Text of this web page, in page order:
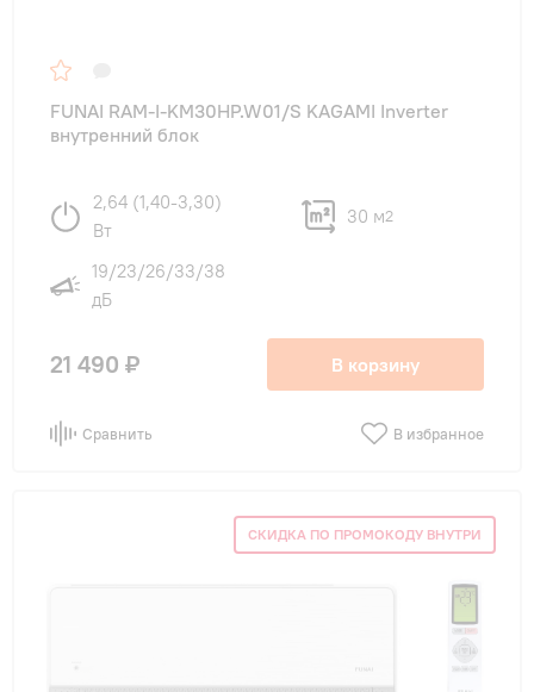
FUNAI RAM-I-KM30HP.W01/S KAGAMI Inverter
внутренний блок
2,64 (1,40-3,30)
Вт
30 м2
19/23/26/33/38
дБ
21 490 ₽ В корзину
Сравнить В избранное
СКИДКА ПО ПРОМОКОДУ ВНУТРИ